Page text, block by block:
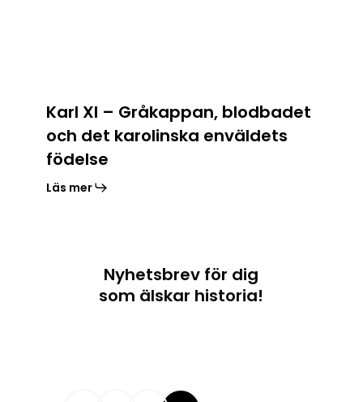
Karl XI – Gråkappan, blodbadet
och det karolinska enväldets
födelse
Läs mer
Nyhetsbrev för dig
som älskar historia!